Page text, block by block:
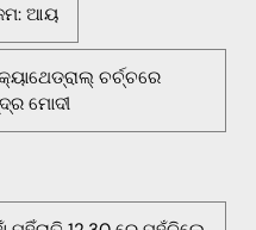
ଆୟ
ଚର୍ଚ୍ଚରେ
ମୋଦୀ